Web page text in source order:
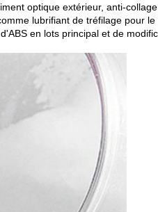
optique extérieur, anti-
lubrifiant de tréfilage pour
en lots principal et de